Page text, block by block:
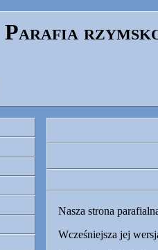
Parafia
Nasza strona
Wcześniejsza jej